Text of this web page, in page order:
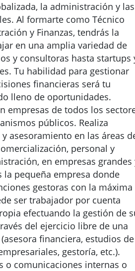
la administración y las
Al formarte como Técnico
y Finanzas, tendrás la
en una amplia variedad de
y consultoras hasta startups
Tu habilidad para gestionar
financieras será tu
lleno de oportunidades.
empresas de todos los
públicos. Realiza
asesoramiento en las áreas
personal y
en empresas grandes
la pequeña empresa donde
gestoras con la máxima
ser trabajador por cuenta
efectuando la gestión de
del ejercicio libre de una
financiera, estudios de
gestoría, etc.).
o comunicaciones internas o